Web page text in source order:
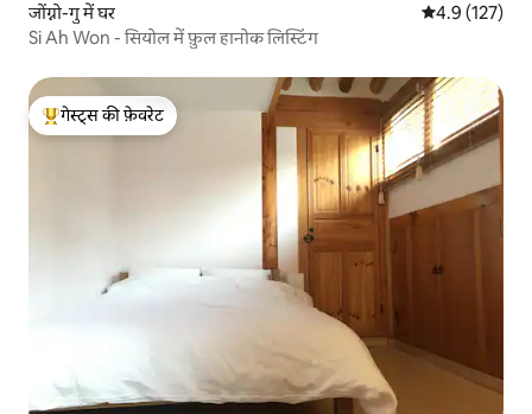
जोंग्नो-गु में घर औसत रेटिंग 5 में
4.9 (127)
Si Ah Won - सियोल में फ़ुल हानोक लिस्टिंग
गेस्ट्स का टॉप फ़ेवरेट
गेस्ट्स की फ़ेवरेट